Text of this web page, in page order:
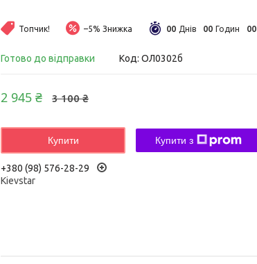
Топчик! –5% 00 Днів 00 Годин 00
Готово до відправки Код: ОЛ0302б
3 100 ₴
2 945 ₴
Купити Купити з
+380 (98) 576-28-29
Kievstar